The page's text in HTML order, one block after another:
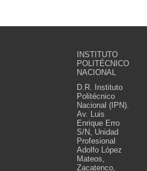
INSTITUTO
POLITÉCNICO
NACIONAL
D.R. Instituto
Politécnico
Nacional (IPN).
Av. Luis
Enrique Erro
S/N, Unidad
Profesional
Adolfo López
Mateos,
Zacatenco,